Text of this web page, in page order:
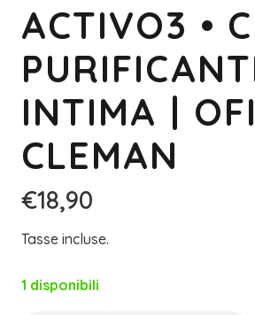
ACTIVO3 •
INTIMA |
CLEMAN
€18,90
Tasse incluse.
1 disponibili